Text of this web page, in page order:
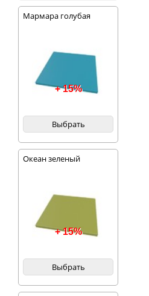
Мармара голубая
+ 15%
Выбрать
Океан зеленый
+ 15%
Выбрать